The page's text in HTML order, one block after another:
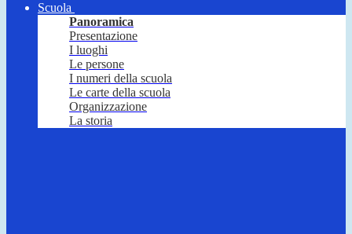
Scuola
Panoramica
Presentazione
I luoghi
Le persone
I numeri della scuola
Le carte della scuola
Organizzazione
La storia